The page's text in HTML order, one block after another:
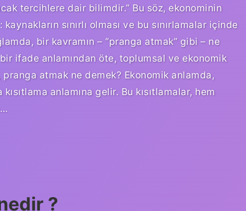
tercihlere dair bilimdir.” Bu söz, ekonominin
sınırlı olması ve bu sınırlamalar içinde
bir kavramın – “pranga atmak” gibi – ne
ifade anlamından öte, toplumsal ve ekonomik
atmak ne demek? Ekonomik anlamda,
anlamına gelir. Bu kısıtlamalar, hem
?